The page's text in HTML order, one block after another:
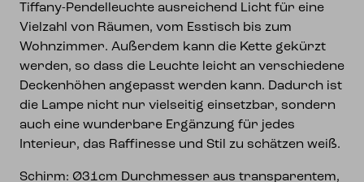
Tiffany-Pendelleuchte ausreichend Licht für eine
Vielzahl von Räumen, vom Esstisch bis zum
Wohnzimmer. Außerdem kann die Kette gekürzt
werden, so dass die Leuchte leicht an verschiedene
Deckenhöhen angepasst werden kann. Dadurch ist
die Lampe nicht nur vielseitig einsetzbar, sondern
auch eine wunderbare Ergänzung für jedes
Interieur, das Raffinesse und Stil zu schätzen weiß.
Schirm: Ø31cm Durchmesser aus transparentem,